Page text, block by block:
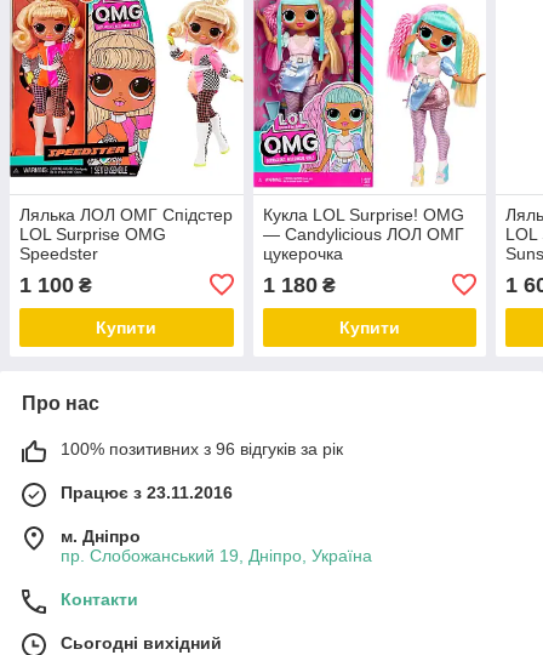
Лялька ЛОЛ ОМГ Спідстер
LOL Surprise OMG
Speedster
1 100 ₴
Купити
Кукла LOL Surprise! OMG
— Candylicious ЛОЛ ОМГ
цукерочка
1 180₴
Купити
LOL
1
Про нас
100% позитивних з 96 відгуків за рік
Працює з 23.11.2016
м. Дніпро
пр. Слобожанський 19, Дніпро, Україна
Контакти
Сьогодні вихідний